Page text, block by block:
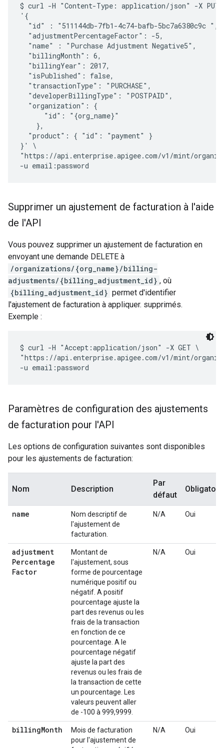
$ curl -H "Content-Type: application/json" -X
'{
  "id" : "511144db-7fb1-4c74-bafb-5bc7a6380c9c ",
  "adjustmentPercentageFactor": -5,
  "name" : "Purchase Adjustment Negative5",
  "billingMonth": 6,
  "billingYear": 2017,
  "isPublished": false,
  "transactionType": "PURCHASE",
  "developerBillingType": "POSTPAID",
  "organization": {
      "id": "{org_name}"
    },
  "product": { "id": "payment" }
}' \
"https://api.enterprise.apigee.com/v1/mint/
Supprimer un ajustement de facturation à l'aide
de l'API
Vous pouvez supprimer un ajustement de facturation en
envoyant une demande DELETE à
/organizations/{org_name}/billing-
adjustments/{billing_adjustment_id} , où
{billing_adjustment_id} permet d'identifier
l'ajustement de facturation à appliquer. supprimés.
Exemple :
$ curl -H "Accept:application/json" -X GET \
"https://api.enterprise.apigee.com/v1/mint/
Paramètres de configuration des ajustements
de facturation pour l'API
Les options de configuration suivantes sont disponibles
pour les ajustements de facturation:
Nom Description
Par
défaut
name
Nom descriptif de
l'ajustement de
facturation.
N/A Oui
adjustment
Percentage
Factor
Montant de
l'ajustement, sous
forme de pourcentage
numérique positif ou
négatif. A positif
pourcentage ajuste la
part des revenus ou les
frais de la transaction
en fonction de ce
pourcentage. A le
pourcentage négatif
ajuste la part des
revenus ou les frais de
la transaction de cette
un pourcentage. Les
valeurs peuvent aller
de -100 à 999,9999.
N/A Oui
billingMonth
Mois de facturation
pour l'ajustement de
N/A Oui